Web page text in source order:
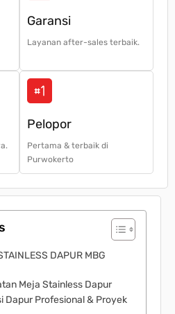
DAPUR MBG
Meja Stainless Dapur
Dapur Profesional & Proyek
Garansi
Layanan after-sales terbaik.
Pelopor
Pertama & terbaik di
Purwokerto